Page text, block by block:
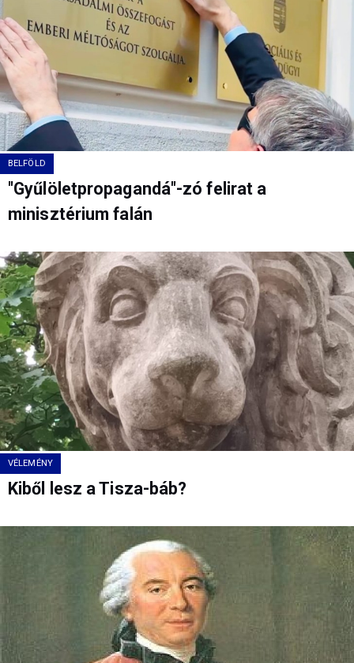
BELFÖLD
"Gyűlöletpropagandá"-zó felirat a
minisztérium falán
VÉLEMÉNY
Kiből lesz a Tisza-báb?